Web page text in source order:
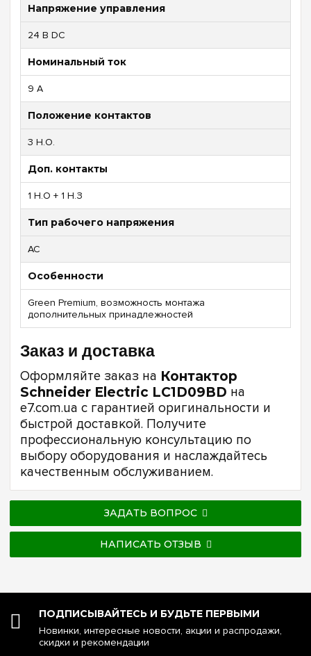
Напряжение управления
24 В DC
Номинальный ток
9 А
Положение контактов
3 Н.О.
Доп. контакты
1 Н.О + 1 Н.З
Тип рабочего напряжения
AC
Особенности
Green Premium, возможность монтажа
дополнительных принадлежностей
Заказ и доставка
Оформляйте заказ на Контактор
Schneider Electric LC1D09BD на
e7.com.ua с гарантией оригинальности и
быстрой доставкой. Получите
профессиональную консультацию по
выбору оборудования и наслаждайтесь
качественным обслуживанием.
ЗАДАТЬ ВОПРОС
НАПИСАТЬ ОТЗЫВ
ПОДПИСЫВАЙТЕСЬ И БУДЬТЕ ПЕРВЫМИ
Новинки, интересные новости, акции и распродажи,
скидки и рекомендации